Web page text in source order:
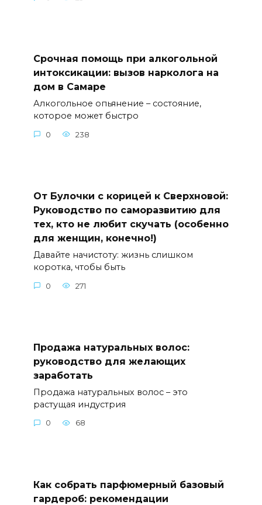
Срочная помощь при алкогольной
интоксикации: вызов нарколога на
дом в Самаре
Алкогольное опьянение – состояние,
которое может быстро
0 238
От Булочки с корицей к Сверхновой:
Руководство по саморазвитию для
тех, кто не любит скучать (особенно
для женщин, конечно!)
Давайте начистоту: жизнь слишком
коротка, чтобы быть
0 271
Продажа натуральных волос:
руководство для желающих
заработать
Продажа натуральных волос – это
растущая индустрия
0 68
Как собрать парфюмерный базовый
гардероб: рекомендации